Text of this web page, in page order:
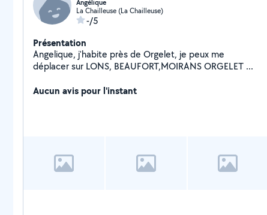
Angélique
La Chailleuse (La Chailleuse)
-/5
Présentation
Angelique, j'habite près de Orgelet, je peux me
déplacer sur LONS, BEAUFORT,MOIRANS ORGELET ...
Aucun avis pour l'instant